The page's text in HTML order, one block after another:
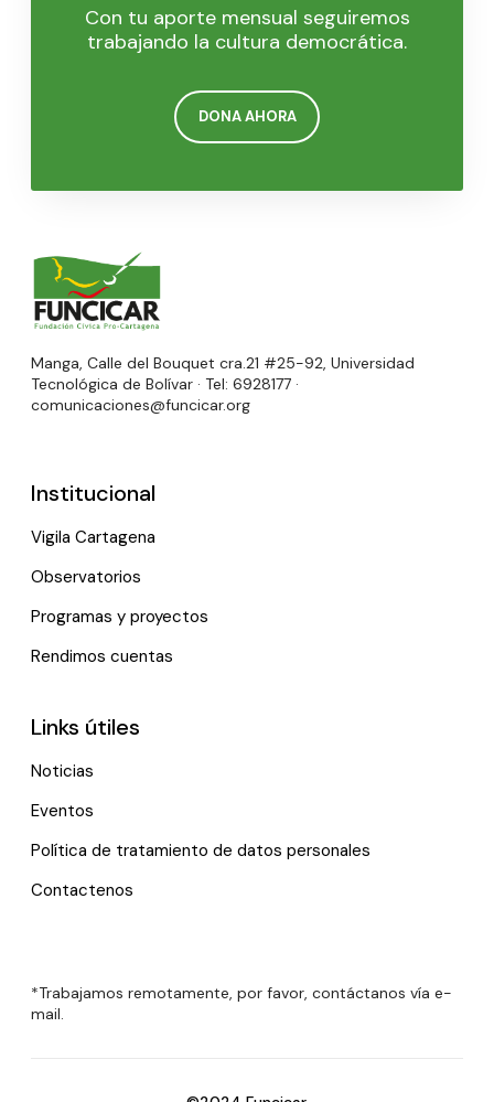
Con tu aporte mensual seguiremos
trabajando la cultura democrática.
DONA AHORA
Manga, Calle del Bouquet cra.21 #25-92, Universidad
Tecnológica de Bolívar · Tel: 6928177 ·
comunicaciones@funcicar.org
Institucional
Vigila Cartagena
Observatorios
Programas y proyectos
Rendimos cuentas
Links útiles
Noticias
Eventos
Política de tratamiento de datos personales
Contactenos
*Trabajamos remotamente, por favor, contáctanos vía e-
mail.